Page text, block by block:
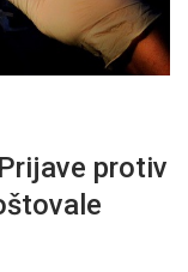
protiv